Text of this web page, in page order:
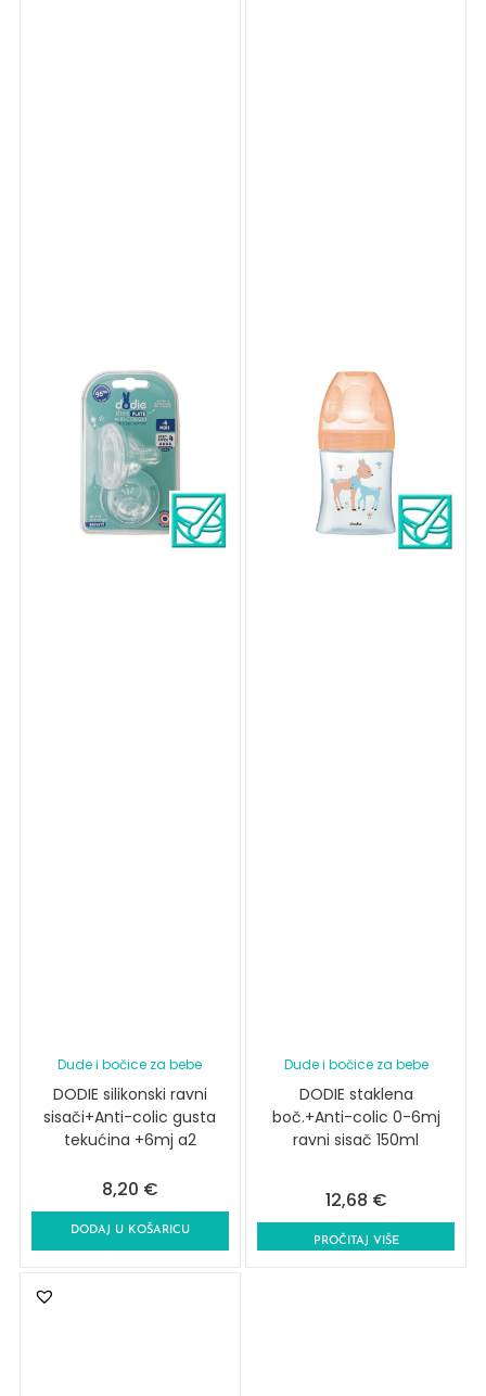
Dude i bočice za bebe
DODIE silikonski ravni
sisači+Anti-colic gusta
tekućina +6mj a2
8,20 €
DODAJ U KOŠARICU
Dude i bočice za bebe
DODIE staklena
boč.+Anti-colic 0-6mj
ravni sisač 150ml
12,68 €
PROČITAJ VIŠE